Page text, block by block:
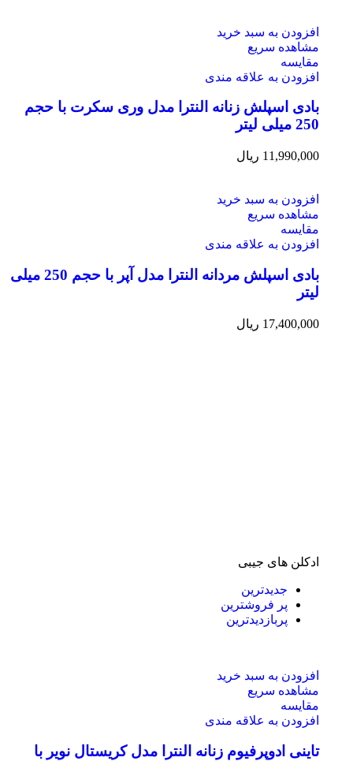
افزودن به سبد خرید
مشاهده سریع
مقایسه
افزودن به علاقه مندی
بادی اسپلش زنانه النترا مدل وری سکرت با حجم
250 میلی لیتر
11,990,000 ریال
افزودن به سبد خرید
مشاهده سریع
مقایسه
افزودن به علاقه مندی
بادی اسپلش مردانه النترا مدل آپر با حجم 250 میلی
لیتر
17,400,000 ریال
ادکلن های جیبی
جدیدترین
پر فروشترین
پربازدیدترین
افزودن به سبد خرید
مشاهده سریع
مقایسه
افزودن به علاقه مندی
تاینی ادوپرفیوم زنانه النترا مدل کریستال نویر با